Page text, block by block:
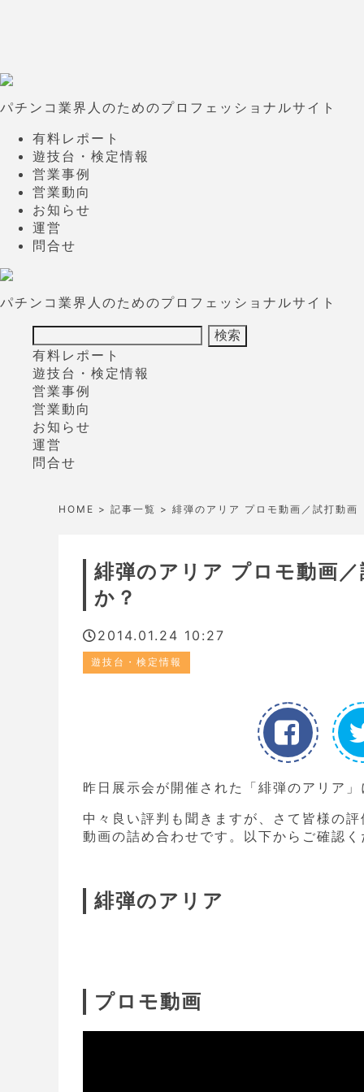
パチンコ業界人のためのプロフェッショナルサイト
有料レポート
遊技台・検定情報
営業事例
営業動向
お知らせ
運営
問合せ
パチンコ業界人のためのプロフェッショナルサイト
有料レポート
遊技台・検定情報
営業事例
営業動向
お知らせ
運営
問合せ
HOME > 記事一覧 > 緋弾のアリア プロモ動画／試打動
緋弾のアリア プロモ動画
か？
2014.01.24 10:27
遊技台・検定情報
昨日展示会が開催された「緋弾のアリア
中々良い評判も聞きますが、さて皆様の
動画の詰め合わせです。以下からご確認
緋弾のアリア
プロモ動画